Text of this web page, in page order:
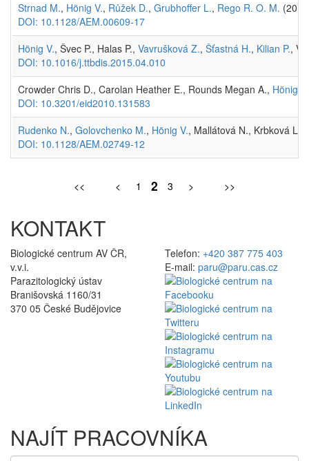
Strnad M., Hönig V., Růžek D., Grubhoffer L., Rego R. O. M.
DOI: 10.1128/AEM.00609-17
Hönig V., Švec P., Halas P., Vavrušková Z., Šťastná H., Kilian P.,
DOI: 10.1016/j.ttbdis.2015.04.010
Crowder Chris D., Carolan Heather E., Rounds Megan A., Hönig V.
DOI: 10.3201/eid2010.131583
Rudenko N., Golovchenko M., Hönig V., Mallátová N., Krbková
DOI: 10.1128/AEM.02749-12
<< < 1 2 3 > >>
KONTAKT
Biologické centrum AV ČR,
v.v.i.
Parazitologický ústav
Branišovská 1160/31
370 05 České Budějovice
Telefon: +420 387 775 403
E-mail: paru@paru.cas.cz
NAJÍT PRACOVNÍKA